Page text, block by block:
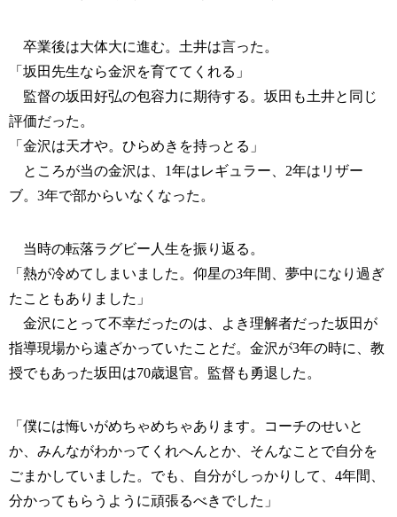
卒業後は大体大に進む。土井は言った。
「坂田先生なら金沢を育ててくれる」
監督の坂田好弘の包容力に期待する。坂田も土井と同じ
評価だった。
「金沢は天才や。ひらめきを持っとる」
ところが当の金沢は、1年はレギュラー、2年はリザー
ブ。3年で部からいなくなった。
当時の転落ラグビー人生を振り返る。
「熱が冷めてしまいました。仰星の3年間、夢中になり過ぎ
たこともありました」
金沢にとって不幸だったのは、よき理解者だった坂田が
指導現場から遠ざかっていたことだ。金沢が3年の時に、教
授でもあった坂田は70歳退官。監督も勇退した。
「僕には悔いがめちゃめちゃあります。コーチのせいと
か、みんながわかってくれへんとか、そんなことで自分を
ごまかしていました。でも、自分がしっかりして、4年間、
分かってもらうように頑張るべきでした」